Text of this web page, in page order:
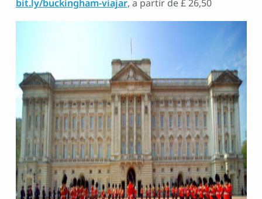
bit.ly/buckingham-viajar, a partir de £ 26,50